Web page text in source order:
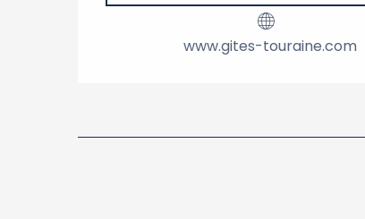
www.gites-touraine.com